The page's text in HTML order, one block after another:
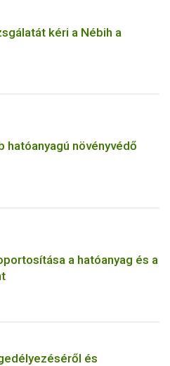
kéri a Nébih a
hatóanyagú növényvédő
a hatóanyag és a
és